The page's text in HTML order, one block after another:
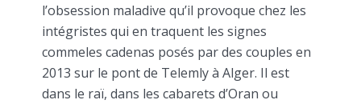
l’obsession maladive qu’il provoque chez les
intégristes qui en traquent les signes
commeles cadenas posés par des couples en
2013 sur le pont de Telemly à Alger. Il est
dans le raï, dans les cabarets d’Oran ou